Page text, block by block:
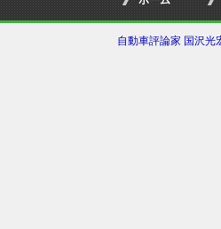
自動車評論家 国沢光